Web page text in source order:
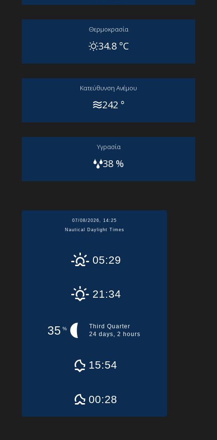
Θερμοκρασία
34.8 °C
Kατεύθυνση Aνέμου
242 °
Yγρασία
38 %
07/08/2026, 14:25
Nautical Daylight Times
05:29
21:34
35 %
Third Quarter
24 days, 2 hours
15:54
00:28